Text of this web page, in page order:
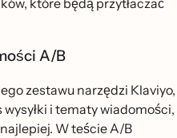
które będą przytłaczać
A/B
zestawu narzędzi Klaviyo,
i tematy wiadomości,
W teście A/B